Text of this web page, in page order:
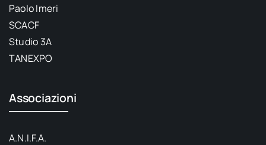
Paolo Imeri
SCACF
Studio 3A
TANEXPO
Associazioni
A.N.I.F.A.